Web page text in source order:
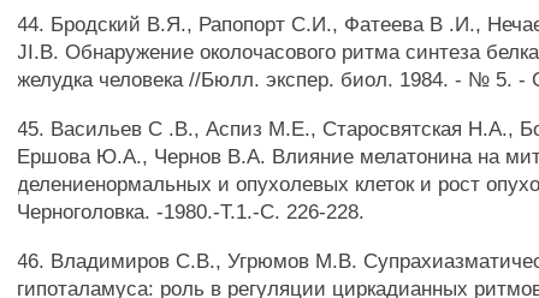
44. Бродский В.Я., Рапопорт С.И., Фатеева В .И.,
JI.B. Обнаружение околочасового ритма синтеза
желудка человека //Бюлл. экспер. биол. 1984. - № 5. -
45. Васильев С .В., Аспиз М.Е., Старосвятская Н.А.,
Ершова Ю.А., Чернов В.А. Влияние мелатонина на
делениенормальных и опухолевых клеток и рост
Черноголовка. -1980.-Т.1.-С. 226-228.
46. Владимиров С.В., Угрюмов М.В.
гипоталамуса: роль в регуляции циркадианных